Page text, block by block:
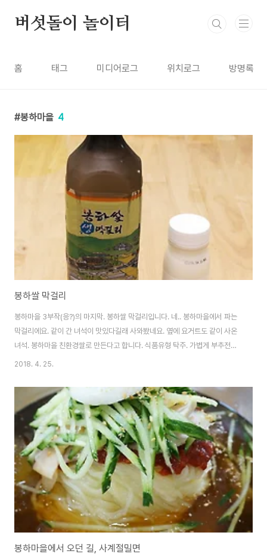
버섯돌이 놀이터
홈 태그 미디어로그 위치로그 방명록
봉하마을 4
봉하쌀 막걸리
봉하마을 3부작(응?)의 마지막. 봉하쌀 막걸리입니다. 네.. 봉하마을에서 파는
막걸리에요. 같이 간 녀석이 맛있다길래 사와봤네요. 옆에 요거트도 같이 사온
녀석. 봉하마을 친환경쌀로 만든다고 합니다. 식품유형 탁주. 가볍게 부추전에
한잔 하기로 했습니다. 약간 생탁과 막걸리 중간 느낌이 나는 막걸리였네요. 맛
2018. 4. 25.
봉하마을에서 오던 길, 사계절밀면